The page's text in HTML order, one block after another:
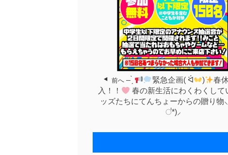
前へ – ̗̀ 緊急企画( ᐛ )
春
入！！
春の新生活にわくわくして
ッズたちにてんちょーからの贈り物
॑*)⸝